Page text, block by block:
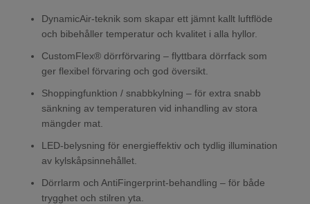
DynamicAir-teknik som skapar ett jämnt kallt luftflöde
och bibehåller temperatur och kvalitet i alla hyllor.
CustomFlex® dörrförvaring – flyttbara dörrfack som
ger flexibel förvaring och god översikt.
Shoppingfunktion / snabbkylning – för extra snabb
sänkning av temperaturen vid inhandling av stora
mängder mat.
LED-belysning för energieffektiv och tydlig illumination
av kylskåpsinnehållet.
Dörrlarm och AntiFingerprint-behandling – för både
trygghet och stilren yta.